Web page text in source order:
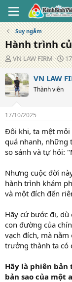
Suy ngẫm
Hành trình
T
á
c
g
i
ả
VN LAW FIRM
N
g
à
g
VN LAW
Thành viên
17/10/2025
Đôi khi, ta mệt mỏi
quá nhanh, những
so sánh và tự hỏi:
Nhưng cuộc đời
hành trình khám
và một đích đến
Hãy cứ bước đi, dù
con đường của
vạch đích, mà
trưởng thành ta có
Hãy là phiên
bản sao của một